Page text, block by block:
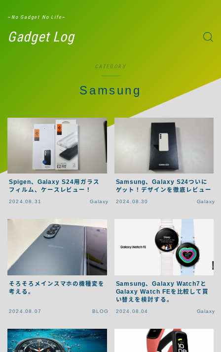
Gadget Log
~No Gadget No Life~
CATEGORY
Samsung
Spigen、Galaxy S24用ガラス
フィルム、ケースレビュー！
2024.08.31 Galaxy
Samsung、Galaxy S24ついに
ゲット！デザインを徹底レビュー
2024.08.30 Galaxy
そろそろメインスマホの機種変を
考える。
2024.08.07 BLOG
Samsung、Galaxy Watch7と
Galaxy Watch FEを比較して買
い替えを検討する。
2024.08.04 Galaxy